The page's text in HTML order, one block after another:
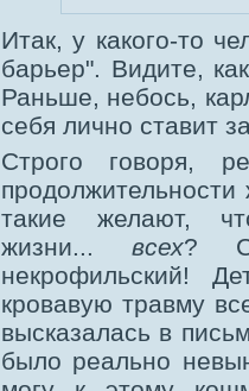
Итак, у какого-то
барьер". Видите,
Раньше, небось,
себя лично ставит
Строго говоря,
такие желают,
жизни...всех?
некрофильский!
кровавую травму
высказалась в
было реально